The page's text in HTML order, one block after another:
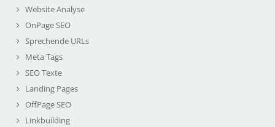
Website Analyse
OnPage SEO
Sprechende URLs
Meta Tags
SEO Texte
Landing Pages
OffPage SEO
Linkbuilding